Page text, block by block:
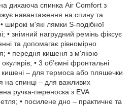
дихаюча спинка Air Comfort з
навантаження на спину та
широкі м'які лямки S-подібної
• знімний нагрудний ремінь фіксує
та допомагає рівномірно
• передня кишеня з м'якою
• 3 об’ємні фронтальні
кишені – для термоса або пляшечки
на спинці – для важливих
ручка-переноска з EVA
• посилене дно – практичне та